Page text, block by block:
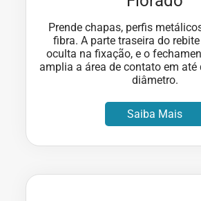
Prende chapas, perfis
fibra. A parte traseira do
oculta na fixação, e o
amplia a área de contato em até
diâmetro.
Saiba Mais